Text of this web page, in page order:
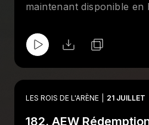
maintenant disponible
Rois De l'Arène, Jean-
deux chouchous de
reviennent sur les
l'actualité de la lutte
nouvelle chronique "Il
LES ROIS DE L'ARÈNE 21 JUILLET
182. AEW